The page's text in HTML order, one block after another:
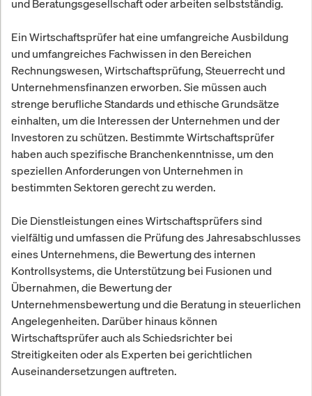
und Beratungsgesellschaft oder arbeiten selbstständig.
Ein Wirtschaftsprüfer hat eine umfangreiche Ausbildung
und umfangreiches Fachwissen in den Bereichen
Rechnungswesen, Wirtschaftsprüfung, Steuerrecht und
Unternehmensfinanzen erworben. Sie müssen auch
strenge berufliche Standards und ethische Grundsätze
einhalten, um die Interessen der Unternehmen und der
Investoren zu schützen. Bestimmte Wirtschaftsprüfer
haben auch spezifische Branchenkenntnisse, um den
speziellen Anforderungen von Unternehmen in
bestimmten Sektoren gerecht zu werden.
Die Dienstleistungen eines Wirtschaftsprüfers sind
vielfältig und umfassen die Prüfung des Jahresabschlusses
eines Unternehmens, die Bewertung des internen
Kontrollsystems, die Unterstützung bei Fusionen und
Übernahmen, die Bewertung der
Unternehmensbewertung und die Beratung in steuerlichen
Angelegenheiten. Darüber hinaus können
Wirtschaftsprüfer auch als Schiedsrichter bei
Streitigkeiten oder als Experten bei gerichtlichen
Auseinandersetzungen auftreten.